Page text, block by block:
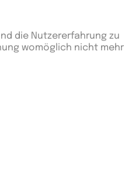
die Nutzererfahrung zu
womöglich nicht mehr